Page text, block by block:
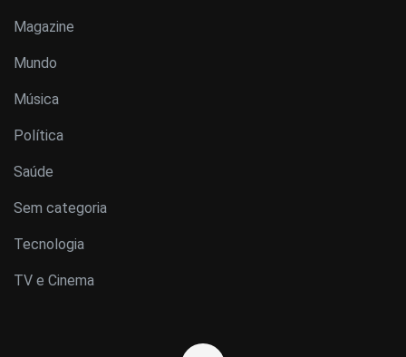
Magazine
Mundo
Música
Política
Saúde
Sem categoria
Tecnologia
TV e Cinema